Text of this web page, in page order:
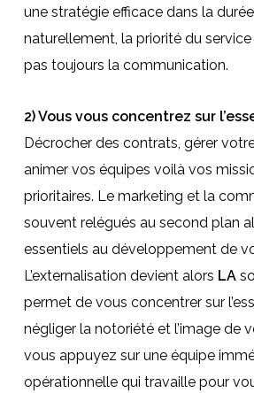
une stratégie efficace dans la
naturellement, la priorité du service
pas toujours la communication.
2) Vous vous concentrez sur
Décrocher des contrats, gérer
animer vos équipes voilà vos
prioritaires. Le marketing et la
souvent relégués au second plan
essentiels au développement de
L’externalisation devient alors LA
permet de vous concentrer sur
négliger la notoriété et l’image de
vous appuyez sur une équipe
opérationnelle qui travaille pour